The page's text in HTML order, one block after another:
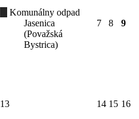
Komunálny odpad
Jasenica
(Považská
Bystrica)
7 8 9
13 14 15 16